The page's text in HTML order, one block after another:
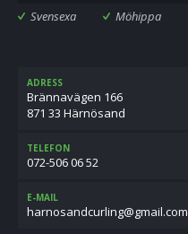
Svensexa Möhippa
ADRESS
Brännavägen 166
871 33 Härnösand
TELEFON
072-506 06 52
E-MAIL
moc.liamg@gnilrucdnasonrah